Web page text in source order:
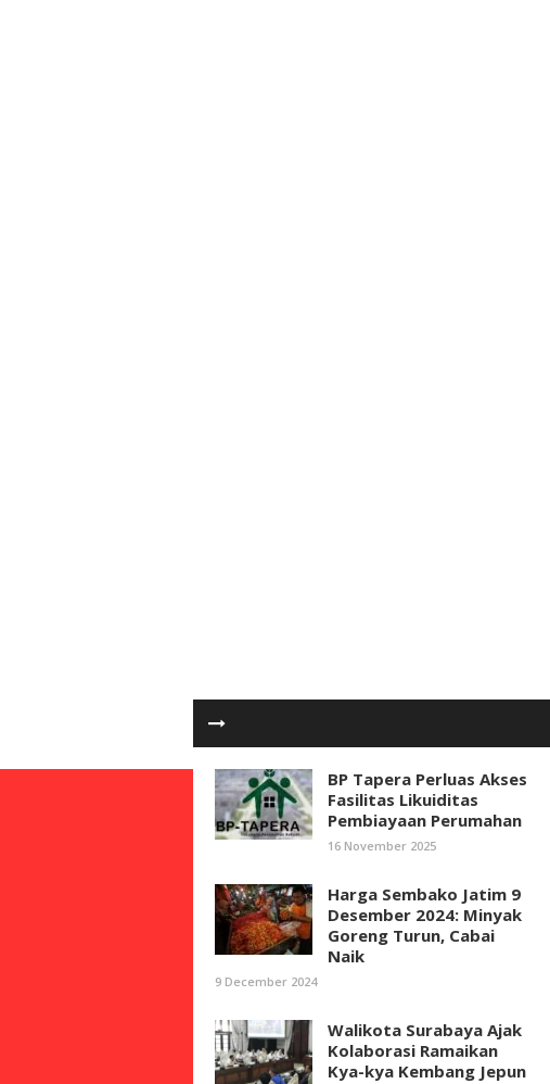
BP Tapera Perluas Akses
Fasilitas Likuiditas
Pembiayaan Perumahan
16 November 2025
Harga Sembako Jatim 9
Desember 2024: Minyak
Goreng Turun, Cabai
Naik
9 December 2024
Walikota Surabaya Ajak
Kolaborasi Ramaikan
Kya-kya Kembang Jepun